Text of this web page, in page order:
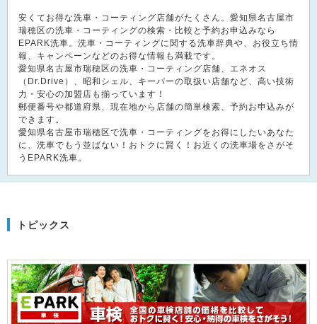
安くてお得な洗車・コーティング店舗がたくさん。愛知県名古屋市
瑞穂区の洗車・コーティングの検索・比較と予約お申込みなら
EPARK洗車。洗車・コーティングに関する洗車辞典や、お役立ち情
報、キャンペーンなどのお得な情報も満載です。
愛知県名古屋市瑞穂区の洗車・コーティング店舗、エネオス
（Dr.Drive）、昭和シェル、キーパーの取扱い店舗など、高い技術
力・安心の加盟店も揃っています！
郵便番号や都道府県、現在地から店舗の簡単検索、予約お申込みが
できます。
愛知県名古屋市瑞穂区で洗車・コーティングをお得にしたいあなた
に、洗車でもう並ばない！おトクに賢く！お近くの洗車場をさがそ
うEPARK洗車。
トピックス